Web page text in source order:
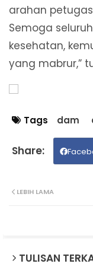
arahan
Semoga
kesehatan,
yang mabrur,”
Tags dam
LEBIH LAMA
TULISAN